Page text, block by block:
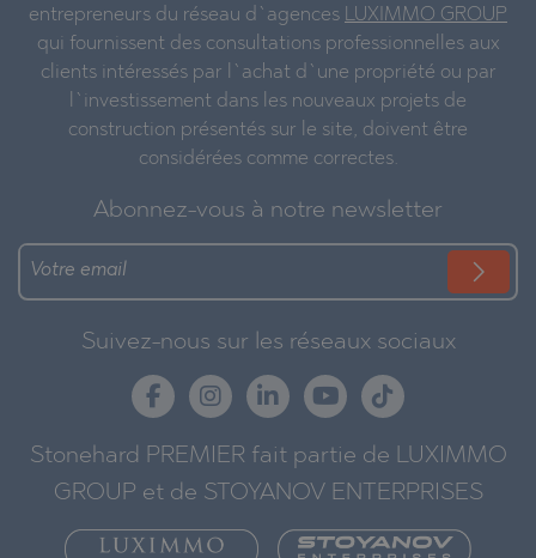
entrepreneurs du réseau d`agences LUXIMMO GROUP
qui fournissent des consultations professionnelles aux
clients intéressés par l`achat d`une propriété ou par
l`investissement dans les nouveaux projets de
construction présentés sur le site, doivent être
considérées comme correctes.
Abonnez-vous à notre newsletter
Suivez-nous sur les réseaux sociaux
Stonehard PREMIER fait partie de LUXIMMO
GROUP et de STOYANOV ENTERPRISES